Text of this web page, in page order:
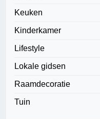
Keuken
Kinderkamer
Lifestyle
Lokale gidsen
Raamdecoratie
Tuin